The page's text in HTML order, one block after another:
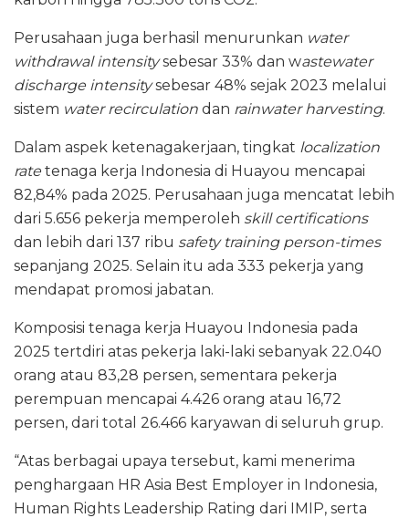
Perusahaan juga berhasil menurunkan water
withdrawal intensitysebesar 33% dan wastewater
discharge intensitysebesar 48% sejak 2023 melalui
sistem water recirculation dan rainwater harvesting.
Dalam aspek ketenagakerjaan, tingkat localization
rate tenaga kerja Indonesia di Huayou mencapai
82,84% pada 2025. Perusahaan juga mencatat lebih
dari 5.656 pekerja memperoleh skill certifications
dan lebih dari 137 ribu safety training person-times
sepanjang 2025. Selain itu ada 333 pekerja yang
mendapat promosi jabatan.
Komposisi tenaga kerja Huayou Indonesia pada
2025 tertdiri atas pekerja laki-laki sebanyak 22.040
orang atau 83,28 persen, sementara pekerja
perempuan mencapai 4.426 orang atau 16,72
persen, dari total 26.466 karyawan di seluruh grup.
“Atas berbagai upaya tersebut, kami menerima
penghargaan HR Asia Best Employer in Indonesia,
Human Rights Leadership Rating dari IMIP, serta